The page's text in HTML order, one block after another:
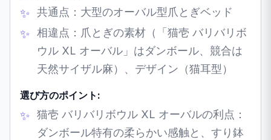
共通点：大型のオーバル型爪とぎベッド
相違点：爪とぎの素材（「猫壱 バリバリボ
ウル XL オーバル」はダンボール、競合は
天然サイザル麻）、デザイン（猫耳型）
選び方のポイント:
猫壱 バリバリボウル XL オーバルの利点：
ダンボール特有の柔らかい感触と、すり鉢